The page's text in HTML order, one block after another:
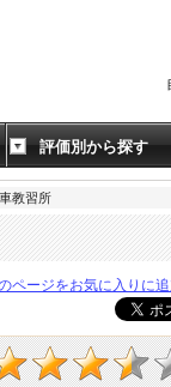
評価別から探す
教習所
ページをお気に入りに